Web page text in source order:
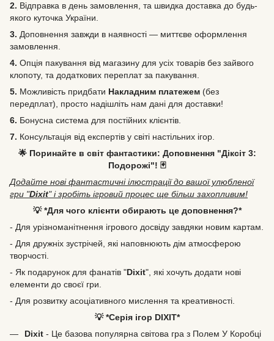
2. Відправка в день замовлення, та швидка доставка до будь-
якого куточка України.
3. Доповнення завжди в наявності — миттєве оформлення
замовлення.
4. Опція пакування від магазину для усіх товарів без зайвого
клопоту, та додаткових переплат за пакування.
5. Можливість придбати Накладним платежем (без
передплат), просто надішліть нам дані для доставки!
6. Бонусна система для постійних клієнтів.
7. Консультація від експертів у світі настільних ігор.
🌟 Поринайте в світ фантастики: Доповнення "Діксіт 3:
Подорожі"! 🃏
Додайте нові фантастичні ілюстрації до вашої улюбленої
гри "Dixit" і зробіть ігровий процес ще більш захопливим!
💡 *Для чого клієнти обирають це доповнення?*
- Для урізноманітнення ігрового досвіду завдяки новим картам.
- Для дружніх зустрічей, які наповнюють дім атмосферою
творчості.
- Як подарунок для фанатів "Dixit", які хочуть додати нові
елементи до своєї гри.
- Для розвитку асоціативного мислення та креативності.
💡 *Серія ігор DIXIT*
Dixit - Це базова популярна світова гра з Полем У Коробці